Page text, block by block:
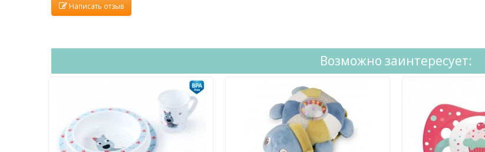
Написать отзыв
Возможно заинтересует: